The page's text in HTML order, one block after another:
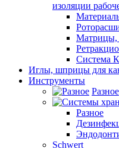
изоляции
Матрицы,
Система
Иглы, шприцы для
Инструменты
Разное
Разное
Schwert